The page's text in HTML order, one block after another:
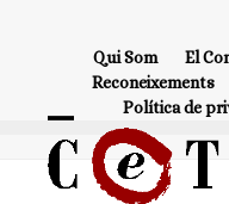
Qui Som El
Reconeixements
Política de
Open
mobile
Close
mobile